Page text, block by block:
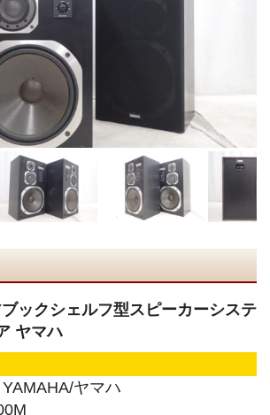
ックシェルフ型スピーカーシステ
ヤマハ
ヤマハ